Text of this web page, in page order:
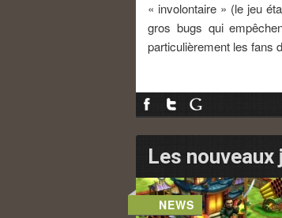
« involontaire » (le jeu
gros bugs qui
particulièrement les fans
Les
NEWS